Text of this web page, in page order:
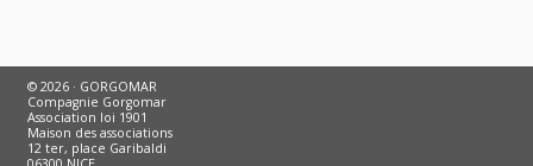
© 2026 · GORGOMAR
Compagnie Gorgomar
Association loi 1901
Maison des associations
12 ter, place Garibaldi